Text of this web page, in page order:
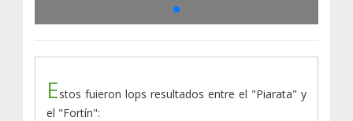
Estos fuieron lops resultados entre el "Piarata" y
el "Fortín":